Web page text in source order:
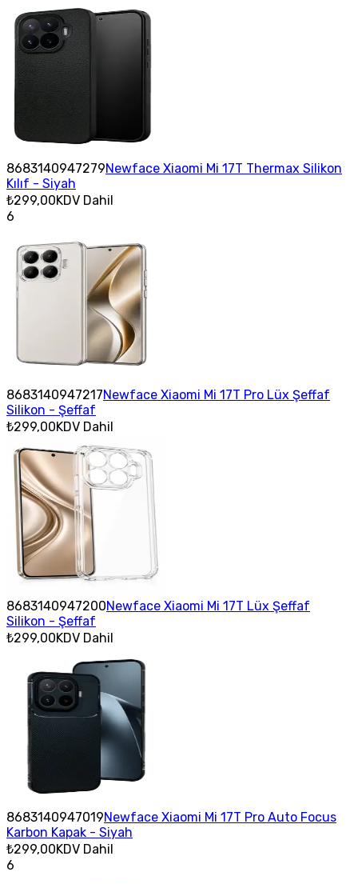
8683140947279Newface Xiaomi Mi 17T Thermax Silikon
Kılıf - Siyah
₺299,00KDV Dahil
6
8683140947217Newface Xiaomi Mi 17T Pro Lüx Şeffaf
Silikon - Şeffaf
₺299,00KDV Dahil
8683140947200Newface Xiaomi Mi 17T Lüx Şeffaf
Silikon - Şeffaf
₺299,00KDV Dahil
8683140947019Newface Xiaomi Mi 17T Pro Auto Focus
Karbon Kapak - Siyah
₺299,00KDV Dahil
6